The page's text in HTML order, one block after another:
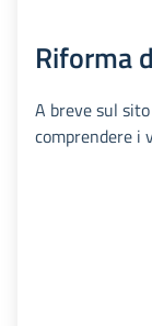
Riforma
A breve sul
comprendere i